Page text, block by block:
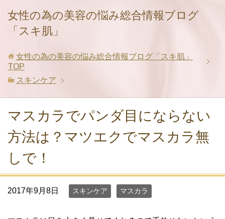
女性の為の美容の悩み総合情報ブログ
「スキ肌」
女性の為の美容の悩み総合情報ブログ「スキ肌」
TOP
スキンケア
マスカラでパンダ目にならない
方法は？マツエクでマスカラ無
しで！
2017年9月8日 スキンケア マスカラ